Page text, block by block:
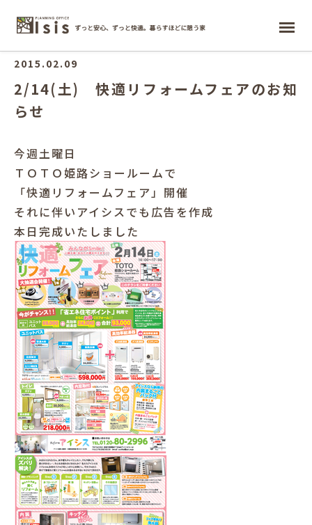
ホーム
犬と暮らす
お客様の声
2015.02.09
2/14(土) 快適リフォームフェアのお知
らせ
今週土曜日
ＴＯＴＯ姫路ショールームで
「快適リフォームフェア」開催
それに伴いアイシスでも広告を作成
本日完成いたしました